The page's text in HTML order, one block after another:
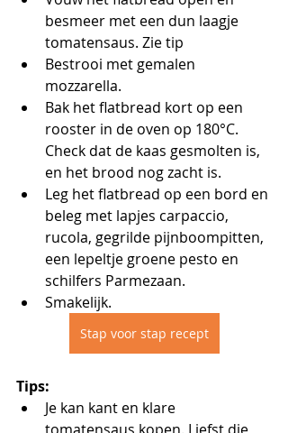
besmeer met een dun laagje
tomatensaus. Zie tip
Bestrooi met gemalen
mozzarella.
Bak het flatbread kort op een
rooster in de oven op 180°C.
Check dat de kaas gesmolten is,
en het brood nog zacht is.
Leg het flatbread op een bord en
beleg met lapjes carpaccio,
rucola, gegrilde pijnboompitten,
een lepeltje groene pesto en
schilfers Parmezaan.
Smakelijk.
Stap voor stap recept
Tips:
Je kan kant en klare